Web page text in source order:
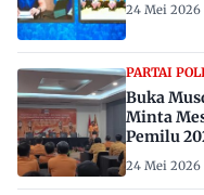
24 Mei 2026
PARTAI
Buka
Minta
Pemilu
24 Mei 2026